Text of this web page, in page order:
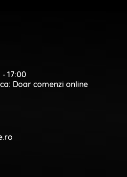
17:00
Doar comenzi online